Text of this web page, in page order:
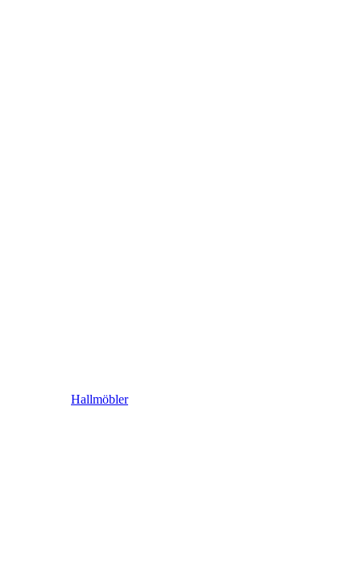
Hallmöbler